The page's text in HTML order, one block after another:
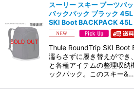
スーリー スキー ブーツバ
バックパック ブラック
SKI Boot BACKPACK 45L
Thule RoundTrip SKI Boot
濡らさずに履き替えができ
と各種アイテムの整理収納
ックパック。このスキー&…